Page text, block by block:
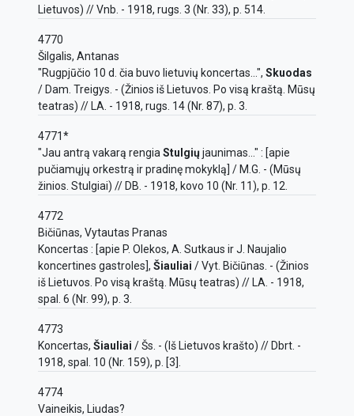
Lietuvos) // Vnb. - 1918, rugs. 3 (Nr. 33), p. 514.
4770
Šilgalis, Antanas
"Rugpjūčio 10 d. čia buvo lietuvių koncertas...", Skuodas
/ Dam. Treigys. - (Žinios iš Lietuvos. Po visą kraštą. Mūsų
teatras) // LA. - 1918, rugs. 14 (Nr. 87), p. 3.
4771*
"Jau antrą vakarą rengia Stulgiųjaunimas..." : [apie
pučiamųjų orkestrą ir pradinę mokyklą] / M.G. - (Mūsų
žinios. Stulgiai) // DB. - 1918, kovo 10 (Nr. 11), p. 12.
4772
Bičiūnas, Vytautas Pranas
Koncertas : [apie P. Olekos, A. Sutkaus ir J. Naujalio
koncertines gastroles], Šiauliai / Vyt. Bičiūnas. - (Žinios
iš Lietuvos. Po visą kraštą. Mūsų teatras) // LA. - 1918,
spal. 6 (Nr. 99), p. 3.
4773
Koncertas, Šiauliai / Šs. - (Iš Lietuvos krašto) // Dbrt. -
1918, spal. 10 (Nr. 159), p. [3].
4774
Vaineikis, Liudas?